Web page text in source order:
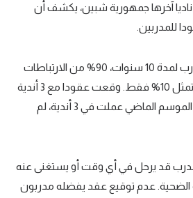
منتخب مصر دوليا، قاد 11 ناديا آخرها جمهورية شبين، يكشف أن
للمدربين.
فيقول:"خلال عملي كمدرب لمدة 10 سنوات، 90% من الارتباطات
تكون ودية، بينما العقود تمثل 10% فقط. وقعت عقودا مع 3 أندية
فقط خلال مسيرتي. في الموسم الماضي عملت في 3 أندية، لم
قد يرحل في أي وقت أو يستغنى عنه
الضحية. عدم توقيع عقد يفضله مدربون